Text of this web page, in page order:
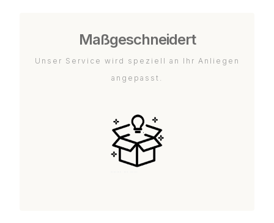
Maßgeschneidert
Unser Service wird speziell an Ihr Anliegen
angepasst.